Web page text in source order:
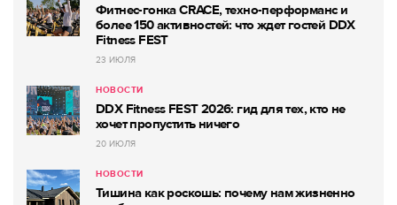
Фитнес-гонка CRACE, техно-перформанс и
более 150 активностей: что ждет гостей DDX
Fitness FEST
23 ИЮЛЯ
НОВОСТИ
DDX Fitness FEST 2026: гид для тех, кто не
хочет пропустить ничего
20 ИЮЛЯ
НОВОСТИ
Тишина как роскошь: почему нам жизненно